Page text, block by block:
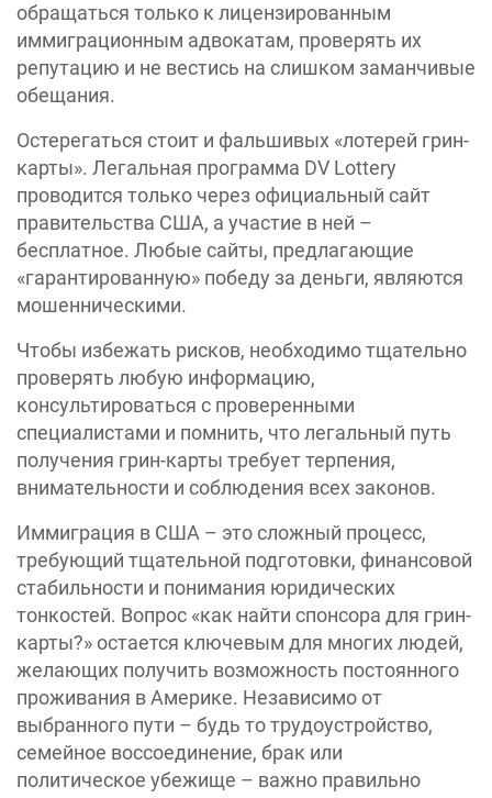
обращаться только к лицензированным
иммиграционным адвокатам, проверять их
репутацию и не вестись на слишком заманчивые
обещания.
Остерегаться стоит и фальшивых «лотерей грин-
карты». Легальная программа DV Lottery
проводится только через официальный сайт
правительства США, а участие в ней –
бесплатное. Любые сайты, предлагающие
«гарантированную» победу за деньги, являются
мошенническими.
Чтобы избежать рисков, необходимо тщательно
проверять любую информацию,
консультироваться с проверенными
специалистами и помнить, что легальный путь
получения грин-карты требует терпения,
внимательности и соблюдения всех законов.
Иммиграция в США – это сложный процесс,
требующий тщательной подготовки, финансовой
стабильности и понимания юридических
тонкостей. Вопрос «‎как найти спонсора для грин-
карты?»‎ остается ключевым для многих людей,
желающих получить возможность постоянного
проживания в Америке. Независимо от
выбранного пути – будь то трудоустройство,
семейное воссоединение, брак или
политическое убежище – важно правильно